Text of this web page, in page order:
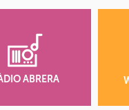
ABRERA